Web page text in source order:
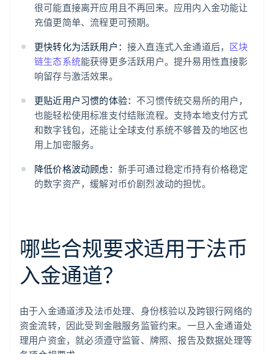
很可能直接离开应用且不再回来。应用内入金功能让
充值更简单、流程更可预期。
更快转化为活跃用户： 接入直连式入金通道后， 区块
链生态系统能获得更多活跃用户。提升易用性直接影
响留存与激活效果。
更贴近用户习惯的体验： 不习惯传统交易所的用户，
也能轻松使用标准支付结账流程。支持本地支付方式
和数字钱包，还能让全球支付系统不够普及的地区也
用上加密服务。
降低价格波动顾虑： 新手可通过稳定币持有价格稳定
的数字资产，缓解对币价剧烈波动的担忧。
哪些合规要求适用于法币
入金通道？
由于入金通道涉及法币处理、身份核验以及跨银行网络的
资金流转，因此受到金融服务监管约束。一旦入金通道处
理用户资金，就必须遵守监管、牌照、报告及数据处理等